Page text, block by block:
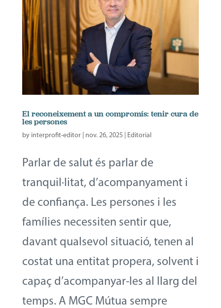
El reconeixement a un compromís: tenir cura de
les persones
by interprofit-editor| nov. 26, 2025 Editorial
Parlar de salut és parlar de
tranquil·litat, d’acompanyament i
de confiança. Les persones i les
famílies necessiten sentir que,
davant qualsevol situació, tenen al
costat una entitat propera, solvent i
capaç d’acompanyar-les al llarg del
temps. A MGC Mútua sempre